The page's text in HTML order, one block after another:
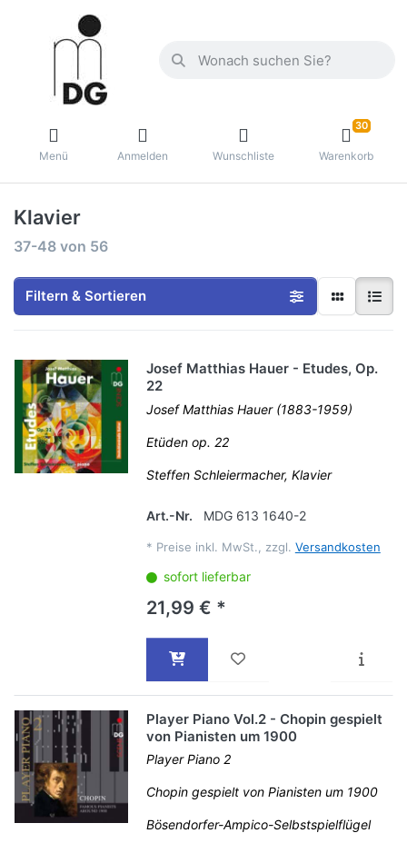
Menü Anmelden Wunschliste
30
Warenkorb
Klavier
37-48 von 56
Filtern & Sortieren
Josef Matthias Hauer - Etudes, Op.
22
Josef Matthias Hauer (1883-1959)
Etüden op. 22
Steffen Schleiermacher, Klavier
Art.-Nr. MDG 613 1640-2
* Preise inkl. MwSt., zzgl. Versandkosten
sofort lieferbar
21,99 € *
Player Piano Vol.2 - Chopin gespielt
von Pianisten um 1900
Player Piano 2
Chopin gespielt von Pianisten um 1900
Bösendorfer-Ampico-Selbstspielflügel